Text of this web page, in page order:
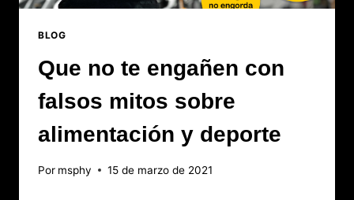
BLOG
Que no te engañen con
falsos mitos sobre
alimentación y deporte
Por msphy 15 de marzo de 2021